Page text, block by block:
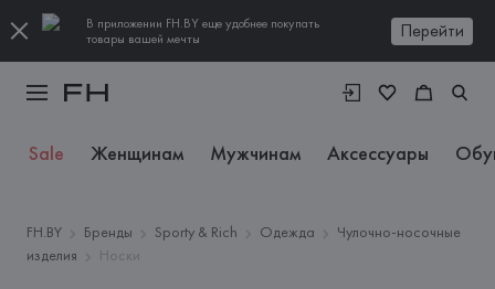
В приложении FH.BY еще удобнее покупать
товары вашей мечты
Перейти
Sale Женщинам Мужчинам Аксессуары
FH.BY Бренды Sporty & Rich Одежда
Чулочно-носочные
изделия
Носки